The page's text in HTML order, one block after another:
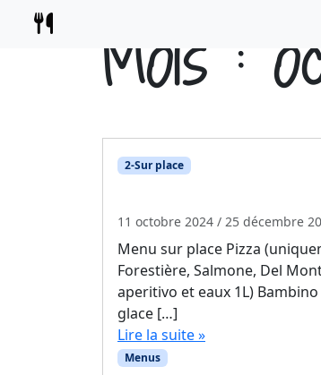
Skip to content
Mois :
2-Sur place
11 octobre 2024 / 25 décembre
Menu sur place Pizza
Forestière, Salmone, Del
aperitivo et eaux 1L)
glace […]
Lire la suite »
Menus